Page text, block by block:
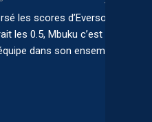
les scores d’Everson et
les 0.5, Mbuku c’est 4.5
dans son ensemble.